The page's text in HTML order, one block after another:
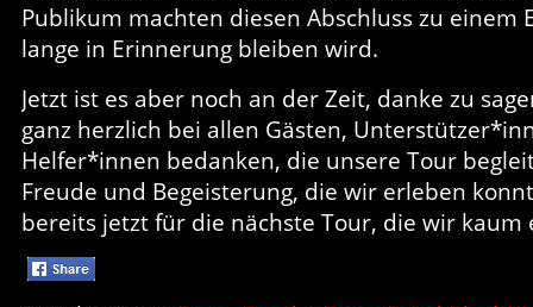
Publikum machten diesen Abschluss zu einem
lange in Erinnerung bleiben wird.
Jetzt ist es aber noch an der Zeit, danke zu
ganz herzlich bei allen Gästen,
Helfer*innen bedanken, die unsere Tour
Freude und Begeisterung, die wir erleben
bereits jetzt für die nächste Tour, die wir